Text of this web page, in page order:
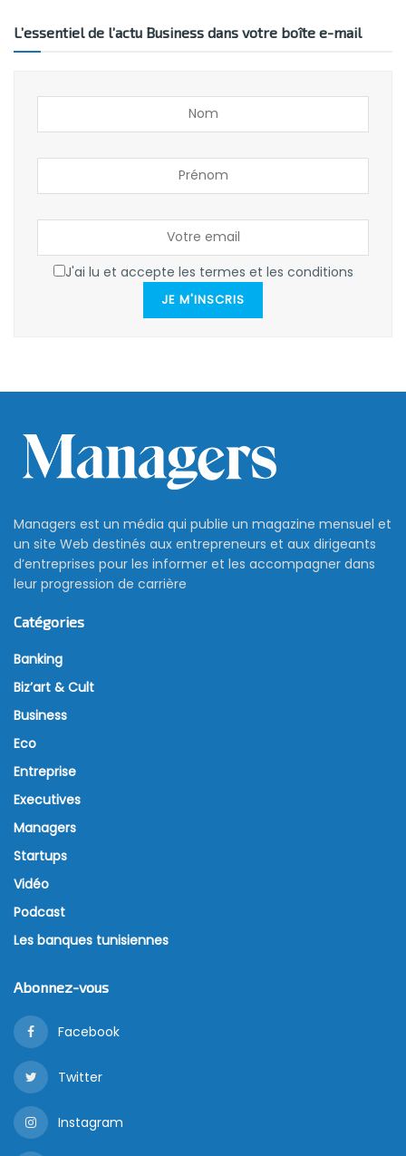
L’essentiel de l’actu Business dans votre boîte e-mail
J'ai lu et accepte les termes et les conditions
JE M'INSCRIS
Managers est un média qui publie un magazine mensuel et
un site Web destinés aux entrepreneurs et aux dirigeants
d’entreprises pour les informer et les accompagner dans
leur progression de carrière
Catégories
Banking
Biz’art & Cult
Business
Eco
Entreprise
Executives
Managers
Startups
Vidéo
Podcast
Les banques tunisiennes
Abonnez-vous
Facebook
Twitter
Instagram